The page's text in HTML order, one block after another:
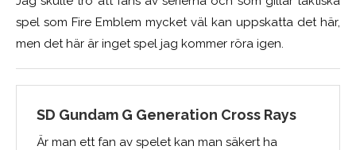
spel som Fire Emblem mycket väl kan uppskatta det här,
men det här är inget spel jag kommer röra igen.
SD Gundam G Generation Cross Rays
Är man ett fan av spelet kan man säkert ha